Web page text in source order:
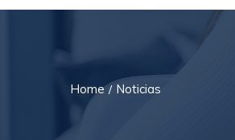
Home Noticias